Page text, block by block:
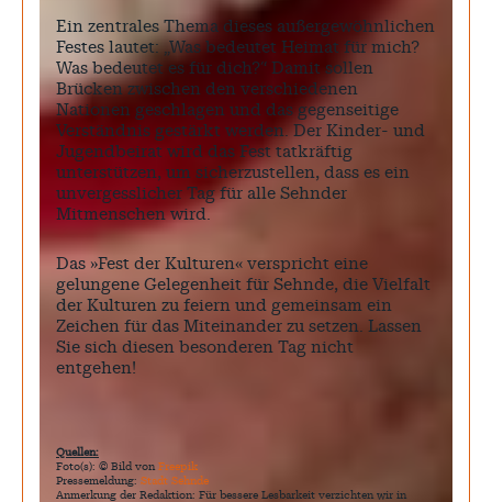
Ein zentrales Thema dieses außergewöhnlichen
Festes lautet: „Was bedeutet Heimat für mich?
Was bedeutet es für dich?“ Damit sollen
Brücken zwischen den verschiedenen
Nationen geschlagen und das gegenseitige
Verständnis gestärkt werden. Der Kinder- und
Jugendbeirat wird das Fest tatkräftig
unterstützen, um sicherzustellen, dass es ein
unvergesslicher Tag für alle Sehnder
Mitmenschen wird.
Das »Fest der Kulturen« verspricht eine
gelungene Gelegenheit für Sehnde, die Vielfalt
der Kulturen zu feiern und gemeinsam ein
Zeichen für das Miteinander zu setzen. Lassen
Sie sich diesen besonderen Tag nicht
entgehen!
Quellen:
Foto(s): © Bild von Freepik
Pressemeldung: Stadt Sehnde
Anmerkung der Redaktion: Für bessere Lesbarkeit verzichten wir in